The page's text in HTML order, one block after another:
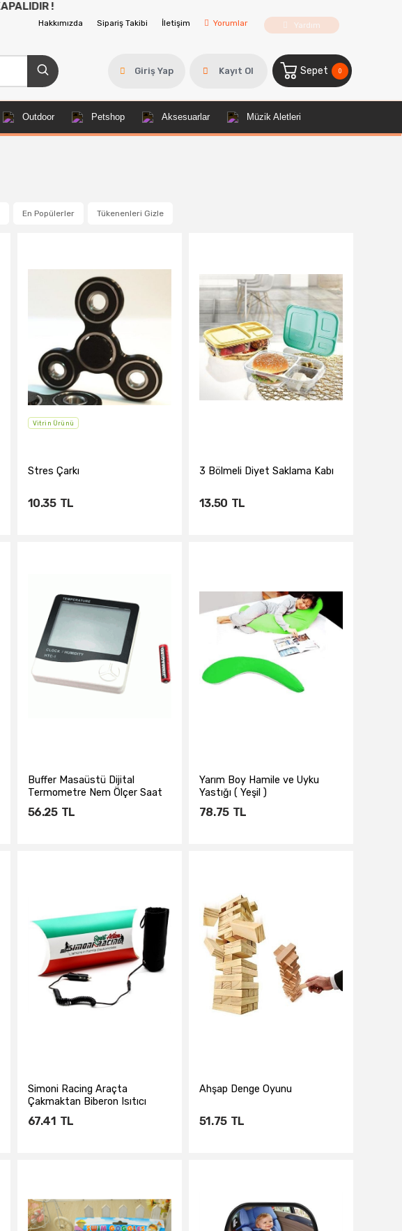
Hakkımızda Sipariş Takibi İletişim Yorumlar Yardım
Giriş Yap Kayıt Ol Sepet 0
Outdoor Petshop Aksesuarlar Müzik Aletleri
En Popülerler Tükenenleri Gizle
Vitrin Ürünü
Stres Çarkı
10.35 TL
3 Bölmeli Diyet Saklama Kabı
13.50 TL
Buffer Masaüstü Dijital
Termometre Nem Ölçer Saat
56.25 TL
Yarım Boy Hamile ve Uyku
Yastığı ( Yeşil )
78.75 TL
Simoni Racing Araçta
Çakmaktan Biberon Isıtıcı
422702
67.41 TL
Ahşap Denge Oyunu
51.75 TL